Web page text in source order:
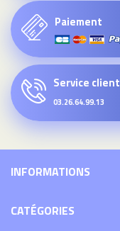
Paiement
Service client
03.26.64.99.13
INFORMATIONS
CATÉGORIES